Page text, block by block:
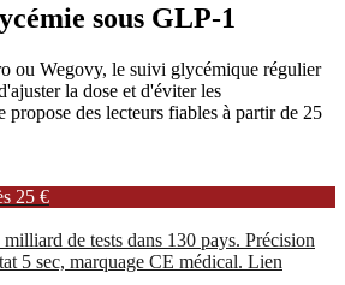
sous GLP-1
ou Wegovy, le suivi glycémique régulier
la dose et d'éviter les
propose des lecteurs fiables à partir de 25
25 €
de tests dans 130 pays. Précision
5 sec, marquage CE médical. Lien